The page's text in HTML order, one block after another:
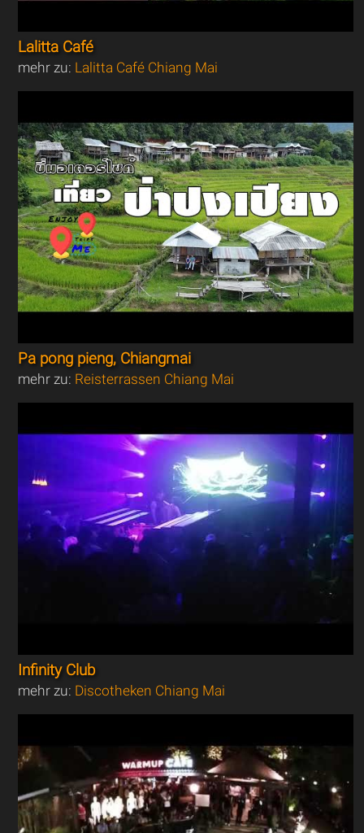
Lalitta Café
mehr zu: Lalitta Café Chiang Mai
Pa pong pieng, Chiangmai
mehr zu: Reisterrassen Chiang Mai
Infinity Club
mehr zu: Discotheken Chiang Mai